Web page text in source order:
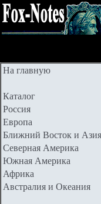
На главную
Каталог
Россия
Европа
Ближний Восток и Азия
Северная Америка
Южная Америка
Африка
Австралия и Океания